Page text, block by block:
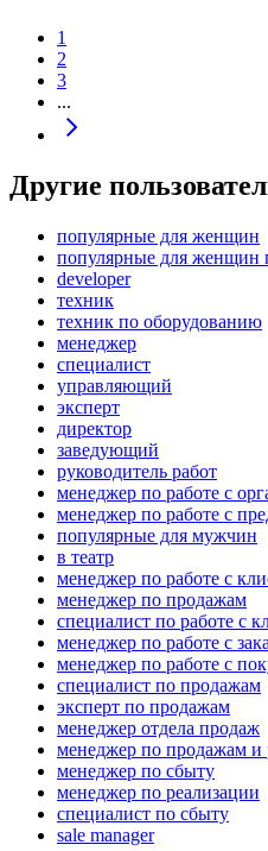
1
2
3
...
Другие
популярные для женщин
популярные для женщин
developer
техник
техник по оборудованию
менеджер
специалист
управляющий
эксперт
директор
заведующий
руководитель работ
менеджер по работе с
менеджер по работе с
популярные для мужчин
в театр
менеджер по работе с
менеджер по продажам
специалист по работе с
менеджер по работе с
менеджер по работе с
специалист по продажам
эксперт по продажам
менеджер отдела продаж
менеджер по продажам и
менеджер по сбыту
менеджер по реализации
специалист по сбыту
sale manager